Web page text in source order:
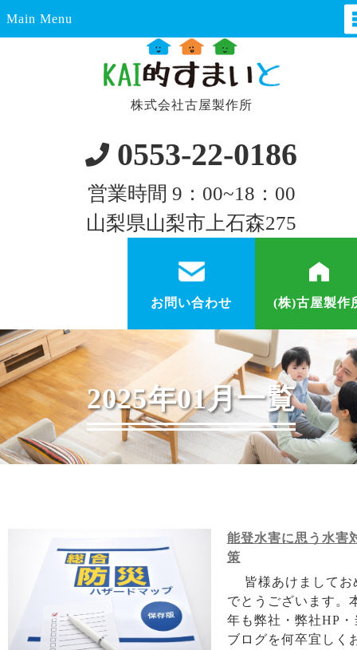
Main Menu
株式会社古屋製作所
0553-22-0186
営業時間 9：00~18：00
山梨県山梨市上石森275
(株)古屋製作
お問い合わせ
2025年01月一覧
能登水害に思う水害
策
皆様あけましてお
でとうございます。
年も弊社・弊社HP・
ブログを何卒宜しく